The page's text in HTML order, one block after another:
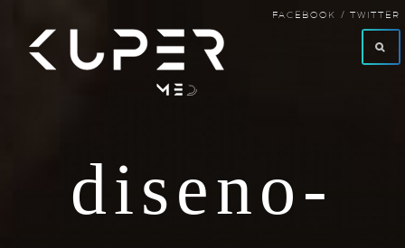
diseno-
FACEBOOK / TWITTER